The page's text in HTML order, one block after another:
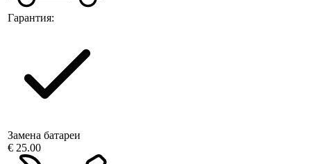
Гарантия:
Замена батареи
€ 25.00